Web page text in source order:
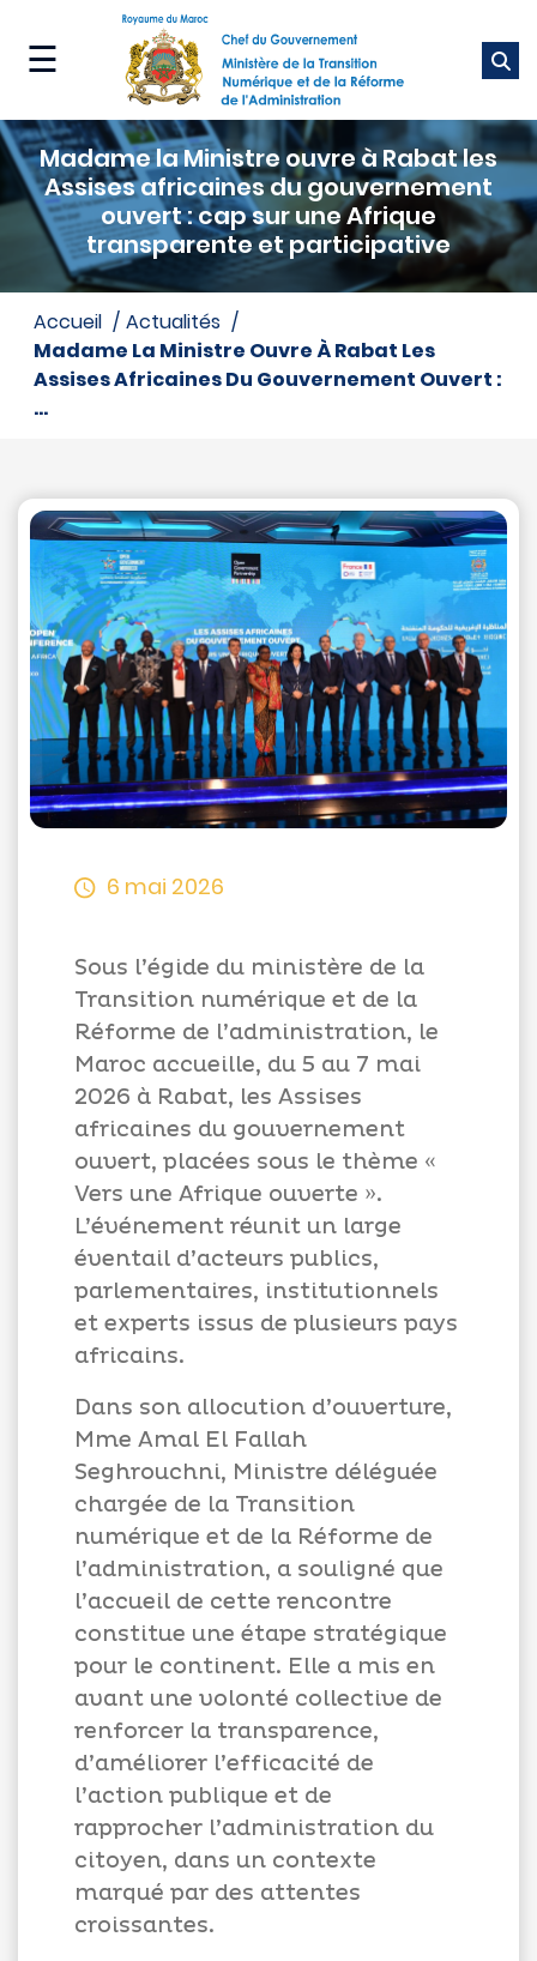
contenu
☰
Ministère
Nos
métiers
Média
Appels
d'offres
Suggestions
Contactez-
nous
Madame la Ministre ouvre à Rabat les
Assises africaines du gouvernement
ouvert : cap sur une Afrique
transparente et participative
accueil
actualités
Madame La Ministre Ouvre À Rabat Les
Assises Africaines Du Gouvernement Ouvert :
...
6 mai 2026
Sous l’égide du ministère de la
Transition numérique et de la
Réforme de l’administration, le
Maroc accueille, du 5 au 7 mai
2026 à Rabat, les Assises
africaines du gouvernement
ouvert, placées sous le thème «
Vers une Afrique ouverte ».
L’événement réunit un large
éventail d’acteurs publics,
parlementaires, institutionnels
et experts issus de plusieurs pays
africains.
Dans son allocution d’ouverture,
Mme Amal El Fallah
Seghrouchni, Ministre déléguée
chargée de la Transition
numérique et de la Réforme de
l’administration, a souligné que
l’accueil de cette rencontre
constitue une étape stratégique
pour le continent. Elle a mis en
avant une volonté collective de
renforcer la transparence,
d’améliorer l’efficacité de
l’action publique et de
rapprocher l’administration du
citoyen, dans un contexte
marqué par des attentes
croissantes.